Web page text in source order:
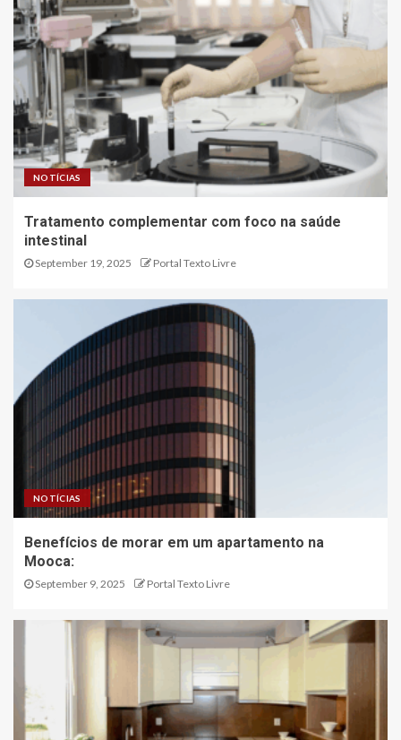
NOTÍCIAS
Tratamento complementar com foco na saúde
intestinal
September 19, 2025 Portal Texto Livre
NOTÍCIAS
Benefícios de morar em um apartamento na
Mooca:
September 9, 2025 Portal Texto Livre